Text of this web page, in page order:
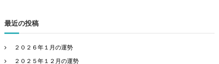
最近の投稿
２０２６年１月の運勢
２０２５年１２月の運勢